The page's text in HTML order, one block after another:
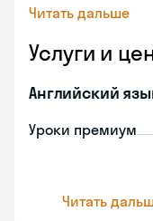
Читать дальше
Услуги и
Английский
Уроки премиум
Читать